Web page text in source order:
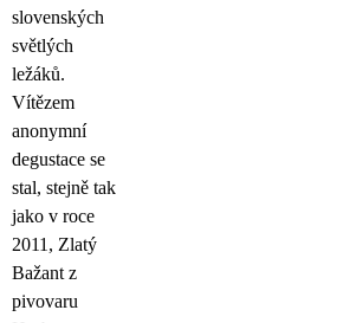
slovenských
světlých
ležáků.
Vítězem
anonymní
degustace se
stal, stejně tak
jako v roce
2011, Zlatý
Bažant z
pivovaru